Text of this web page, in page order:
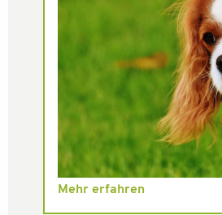
Mehr erfahren